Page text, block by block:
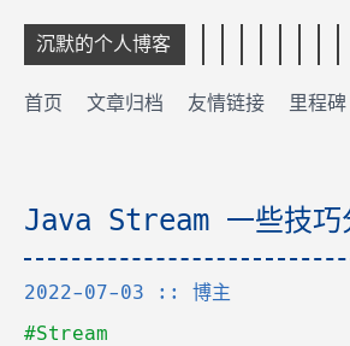
沉默的个人博客
首页 文章归档 友情链接 里程碑
Java Stream 一些技巧
2022-07-03
:: 博主
#Stream